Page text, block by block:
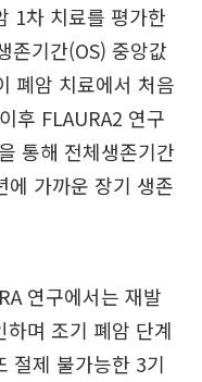
1차 치료를 평가한
존기간(OS) 중앙값
폐암 치료에서 처음
후 FLAURA2 연구
통해 전체생존기간
에 가까운 장기 생존
연구에서는 재발
며 조기 폐암 단계
절제 불가능한 3기